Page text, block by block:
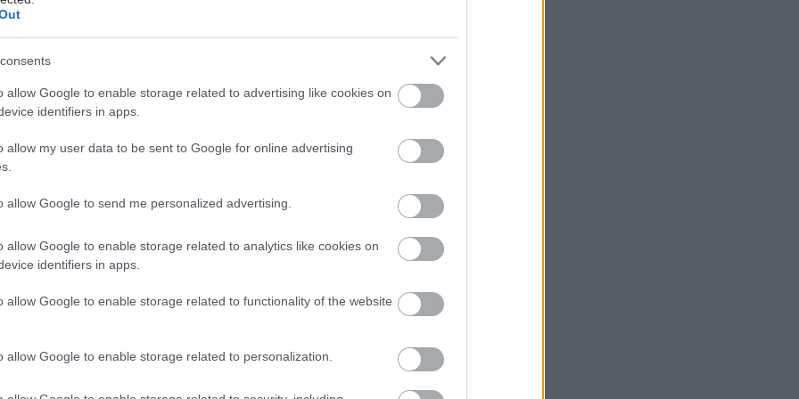
allow Google to enable storage related to advertising like cookies on
identifiers in apps.
allow my user data to be sent to Google for online advertising
allow Google to send me personalized advertising.
allow Google to enable storage related to analytics like cookies on
identifiers in apps.
allow Google to enable storage related to functionality of the website
allow Google to enable storage related to personalization.
πλέον βιβλιοθήκες της Αθήνας (η Εθνική και το Athens Book
στο Πάρκο Ελευθερίας είναι τα δύο πιο γνωστά παραδείγματα)
καθίσεις να διαβάσεις ένα βιβλίο δεν χρειάζεται να κάνεις τίποτα.
βιβλίο από το ράφι, κάθεσαι, διαβάζεις. Ούτε εγγραφές, ούτε
ούτε τίποτα. Τι γίνεται, όμως, αν θέλεις να δανειστείς βιβλίο για
με την ησυχία σου κάτω από τις κουβέρτες σου; Εδώ
των δήμων
«δημοτική βιβλιοθήκη [όνομα περιοχής που μένεις]» βρίσκεις
βιβλιοθήκης σου, πηγαίνεις με την ταυτότητά σου, μία
βιβλία. Αν δεν έχεις λογαριασμό ΔΕΗ ή ΟΤΕ στο όνομά σου,
κάνουν δεκτό και τον λογαριασμό του κινητού σου –το μόνο